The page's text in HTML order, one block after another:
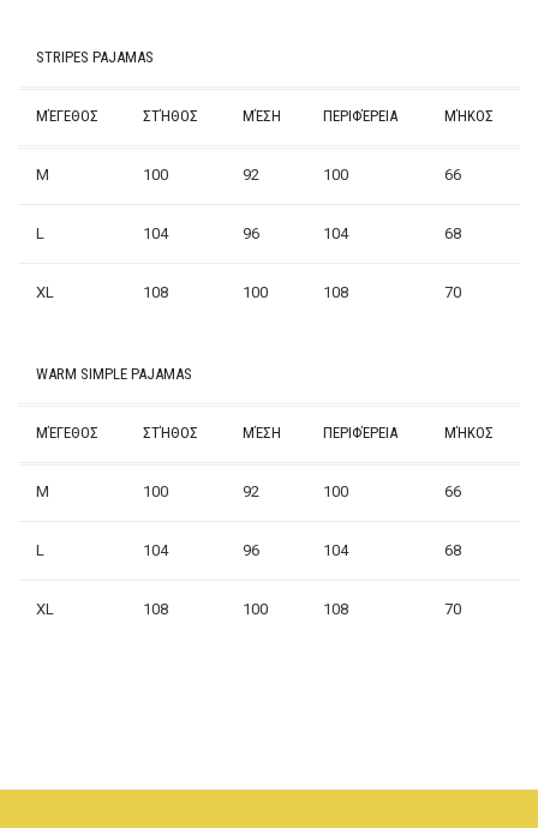
STRIPES PAJAMAS
ΜΈΓΕΘΟΣ ΣΤΉΘΟΣ ΜΈΣΗ ΠΕΡΙΦΈΡΕΙΑ ΜΉΚΟΣ
M 100 92 100 66
L 104 96 104 68
XL 108 100 108 70
WARM SIMPLE PAJAMAS
ΜΈΓΕΘΟΣ ΣΤΉΘΟΣ ΜΈΣΗ ΠΕΡΙΦΈΡΕΙΑ ΜΉΚΟΣ
M 100 92 100 66
L 104 96 104 68
XL 108 100 108 70